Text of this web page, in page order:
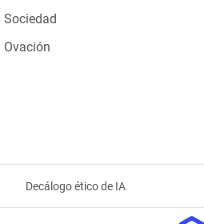
Sociedad
Ovación
Decálogo ético de IA